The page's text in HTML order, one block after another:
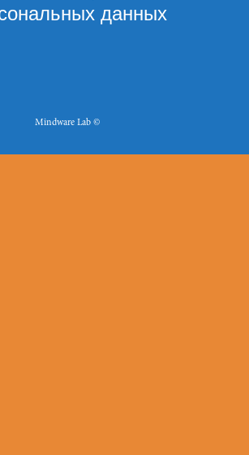
данных
Mindware Lab ©